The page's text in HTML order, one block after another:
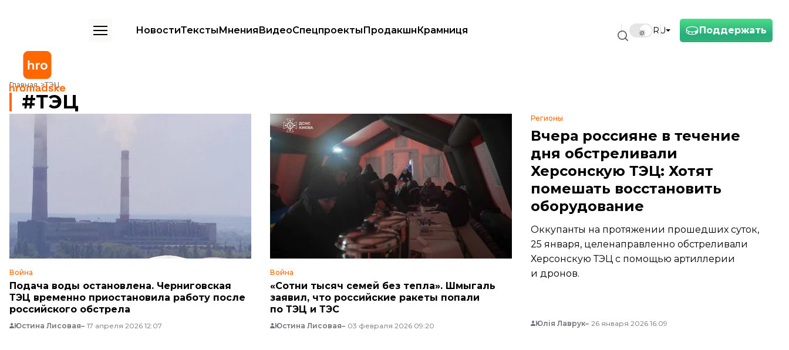
Поддержать
RU
НовостиТекстыМненияВидеоСпецпроектыПродакшнКрамниця
Главная ТЭЦ
ТЭЦ
Война
Подача воды остановлена. Черниговская
ТЭЦ временно приостановила работу после
российского обстрела
Юстина Лисовая 17 апреля 2026 12:07
Война
«Сотни тысяч семей без тепла». Шмыгаль
заявил, что российские ракеты попали
по ТЭЦ и ТЭС
Юстина Лисовая 03 февраля 2026 09:20
Регионы
Вчера россияне в течение
дня обстреливали
Херсонскую ТЭЦ: Хотят
помешать восстановить
оборудование
Оккупанты на протяжении прошедших суток,
25 января, целенаправленно обстреливали
Херсонскую ТЭЦ с помощью артиллерии
и дронов.
Юлія Лаврук 26 января 2026 16:09